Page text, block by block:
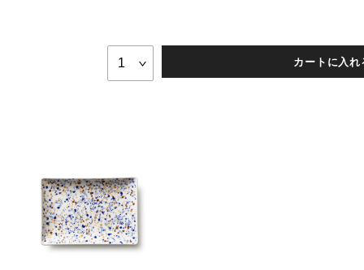
カートに入れ